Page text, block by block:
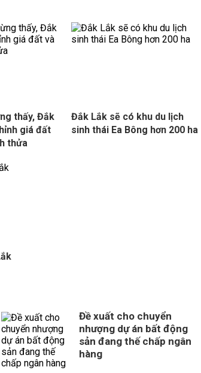
thấy, Đắk
giá đất
thửa
Đắk Lắk sẽ có khu du lịch
sinh thái Ea Bông hơn 200 ha
Đề xuất cho chuyển
nhượng dự án bất động
sản đang thế chấp ngân
hàng